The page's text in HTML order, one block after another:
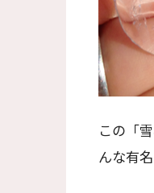
この「
んな有